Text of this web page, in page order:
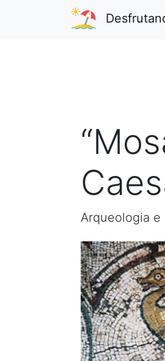
Arqueologia e